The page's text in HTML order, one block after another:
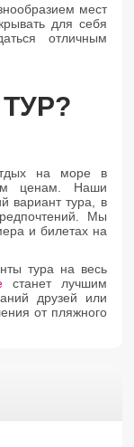
мест
для себя
отличным
на море в
ценам. Наши
вариант тура, в
Мы
и билетах на
тура на весь
станет лучшим
друзей или
от пляжного